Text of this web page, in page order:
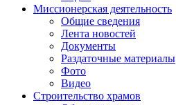
Миссионерская деятельность
Общие сведения
Лента новостей
Документы
Раздаточные материалы
Фото
Видео
Строительство храмов